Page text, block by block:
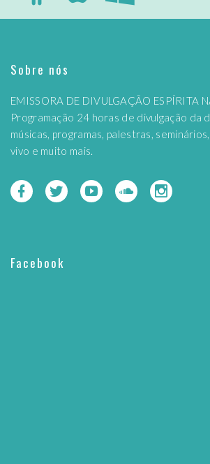
Sobre nós
EMISSORA DE DIVULGAÇÃO ESPÍRITA
Programação 24 horas de divulgação da
músicas, programas, palestras,
vivo e muito mais.
Facebook